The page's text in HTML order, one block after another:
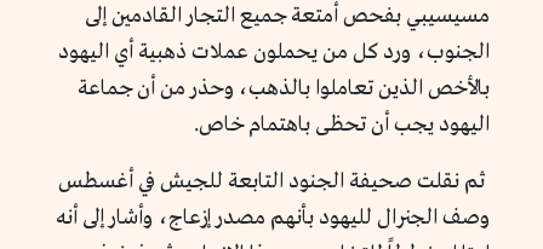
مسيسيبي بفحص أمتعة جميع التجار القادمين إلى
الجنوب، ورد كل من يحملون عملات ذهبية أي اليهود
بالأخص الذين تعاملوا بالذهب، وحذر من أن جماعة
اليهود يجب أن تحظى باهتمام خاص.
ثم نقلت صحيفة الجنود التابعة للجيش في أغسطس
وصف الجنرال لليهود بأنهم مصدر إزعاج، وأشار إلى أنه